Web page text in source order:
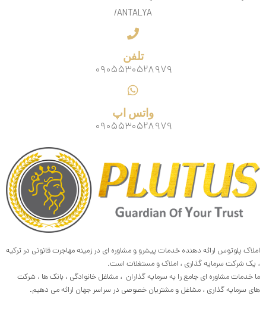
/ANTALYA
تلفن
۰۹۰۵۵۳۰۵۲۸۹۷۹
واتس اپ
۰۹۰۵۵۳۰۵۲۸۹۷۹
املاک پلوتوس ارائه دهنده خدمات پیشرو و مشاوره ای در زمینه مهاجرت قانونی در ترکیه
، یک شرکت سرمایه گذاری ، املاک و مستغلات است.
ما خدمات مشاوره ای جامع را به سرمایه گذاران ، مشاغل خانوادگی ، بانک ها ، شرکت
های سرمایه گذاری ، مشاغل و مشتریان خصوصی در سراسر جهان ارائه می دهیم.